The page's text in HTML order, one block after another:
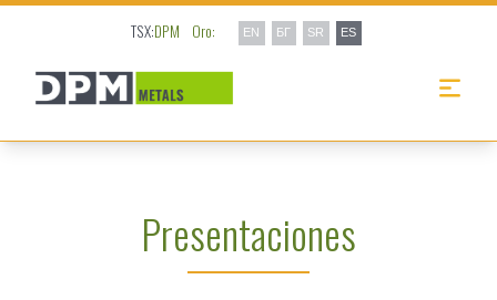
TSX:DPM Oro: EN БГ SR ES
Presentaciones